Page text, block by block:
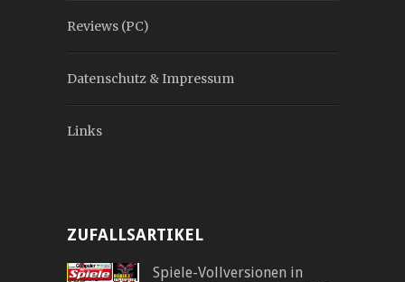
Reviews (PC)
Datenschutz & Impressum
Links
ZUFALLSARTIKEL
Spiele-Vollversionen in